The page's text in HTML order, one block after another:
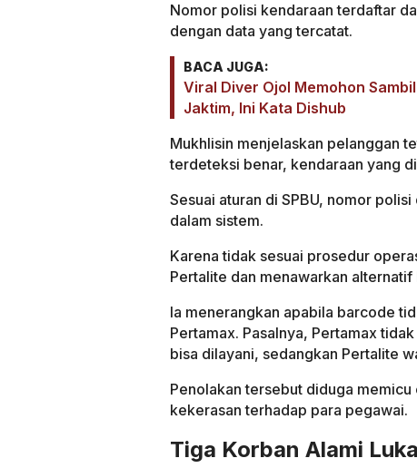
Nomor polisi kendaraan terdaftar
dengan data yang tercatat.
BACA JUGA:
Viral Diver Ojol Memohon
Jaktim, Ini Kata Dishub
Mukhlisin menjelaskan pelanggan
terdeteksi benar, kendaraan yang
Sesuai aturan di SPBU, nomor
dalam sistem.
Karena tidak sesuai prosedur
Pertalite dan menawarkan alternatif
Ia menerangkan apabila barcode
Pertamax. Pasalnya, Pertamax
bisa dilayani, sedangkan Pertalite
Penolakan tersebut diduga
kekerasan terhadap para pegawai.
Tiga Korban Alami